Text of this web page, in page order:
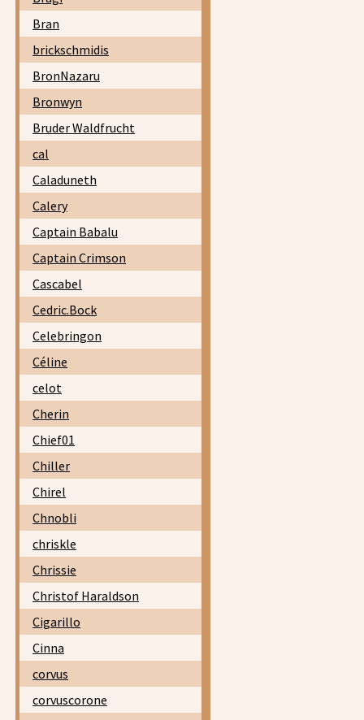
Bran
brickschmidis
BronNazaru
Bronwyn
Bruder Waldfrucht
cal
Caladuneth
Calery
Captain Babalu
Captain Crimson
Cascabel
Cedric.Bock
Celebringon
Céline
celot
Cherin
Chief01
Chiller
Chirel
Chnobli
chriskle
Chrissie
Christof Haraldson
Cigarillo
Cinna
corvus
corvuscorone